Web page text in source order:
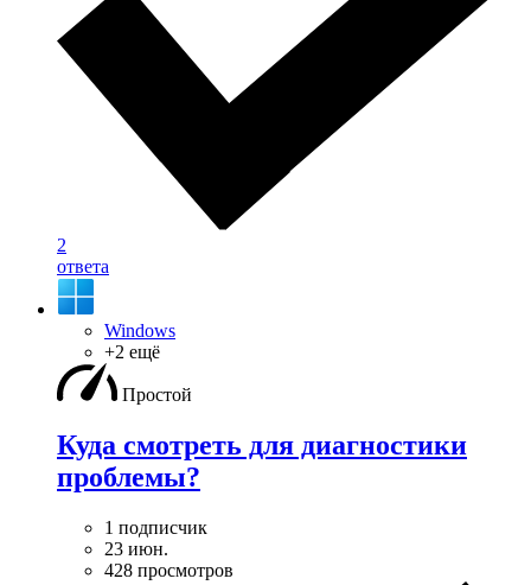
2
ответа
Windows
+2 ещё
Простой
Куда смотреть для диагностики
проблемы?
1 подписчик
23 июн.
428 просмотров